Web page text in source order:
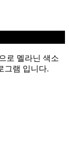
로 멜라닌 색소
그램 입니다.